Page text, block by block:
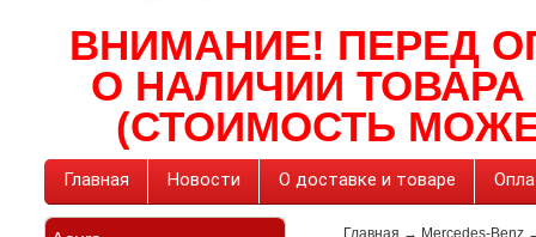
ВНИМАНИЕ! ПЕРЕД
О НАЛИЧИИ
(СТОИМОСТЬ
Главная Новости О доставке и товаре
Главная → Mercedes-Benz